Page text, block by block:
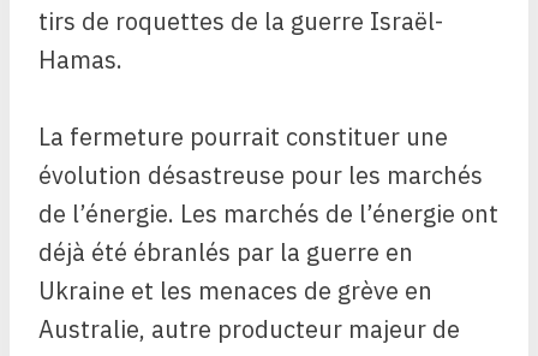
tirs de roquettes de la guerre Israël-
Hamas.
La fermeture pourrait constituer une
évolution désastreuse pour les marchés
de l’énergie. Les marchés de l’énergie ont
déjà été ébranlés par la guerre en
Ukraine et les menaces de grève en
Australie, autre producteur majeur de